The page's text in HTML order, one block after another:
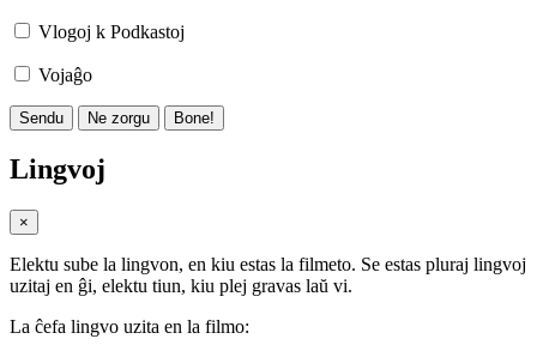
Vlogoj k Podkastoj
Vojaĝo
Sendu Ne zorgu Bone!
Lingvoj
×
Elektu sube la lingvon, en kiu estas la filmeto. Se estas pluraj lingvoj
uzitaj en ĝi, elektu tiun, kiu plej gravas laŭ vi.
La ĉefa lingvo uzita en la filmo: